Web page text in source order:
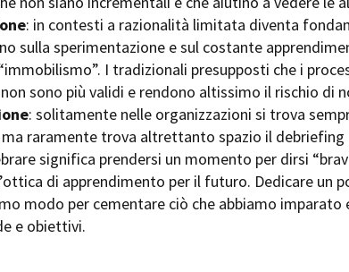
: in contesti a razionalità limitata diventa
sulla sperimentazione e sul costante
I tradizionali presupposti che i
sono più validi e rendono altissimo il rischio di
: solitamente nelle organizzazioni si trova
raramente trova altrettanto spazio il debriefing
significa prendersi un momento per dirsi
di apprendimento per il futuro. Dedicare un
modo per cementare ciò che abbiamo imparato
e obiettivi.